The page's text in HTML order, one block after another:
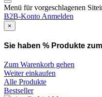
Menü für vorgeschlagenen
B2B-Konto Anmelden
×
Sie haben % Produkte
Zum Warenkorb gehen
Weiter einkaufen
Alle Produkte
Bestseller